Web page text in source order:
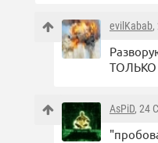
evilKabab,
ТОЛЬКО
AsPiD, 24